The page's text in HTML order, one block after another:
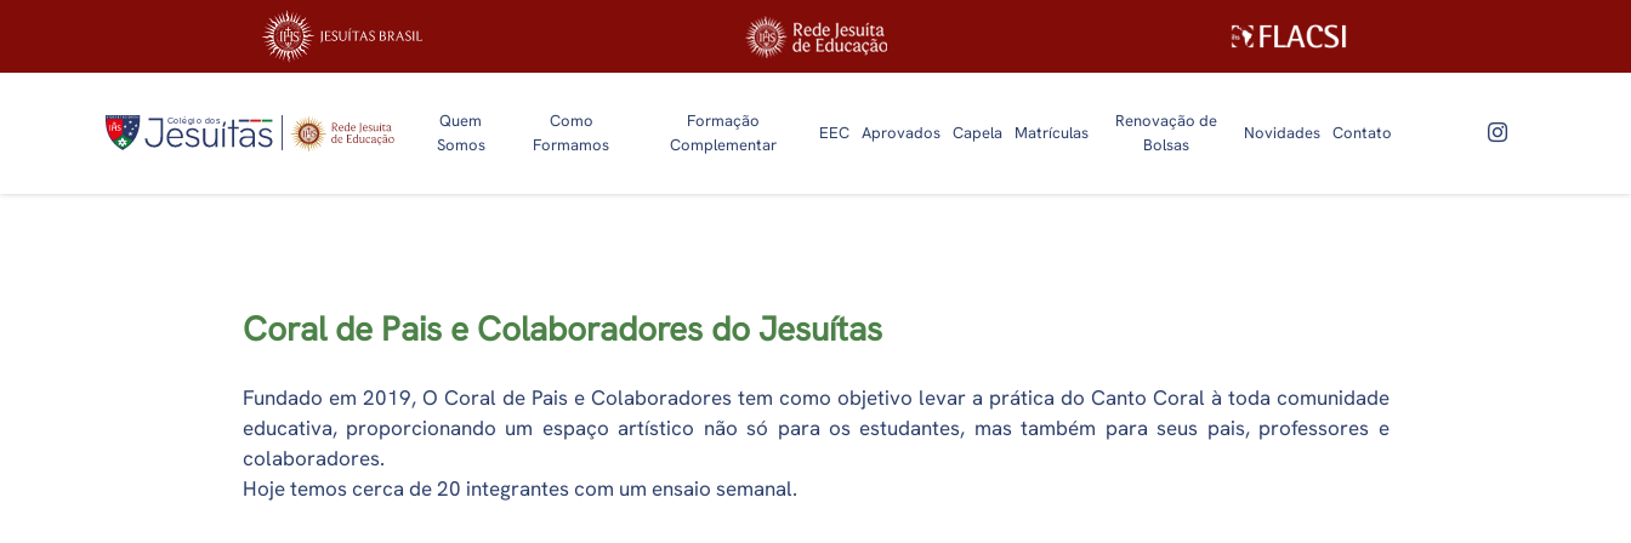
Quem
Somos
Como
Formamos
Formação
Complementar
EEC Aprovados Capela Matrículas
Renovação de
Bolsas
Novidades Contato
Coral de Pais e Colaboradores do Jesuítas
Fundado em 2019, O Coral de Pais e Colaboradores tem como objetivo levar a prática do Canto Coral à toda comunidade
educativa, proporcionando um espaço artístico não só para os estudantes, mas também para seus pais, professores e
colaboradores.
Hoje temos cerca de 20 integrantes com um ensaio semanal.